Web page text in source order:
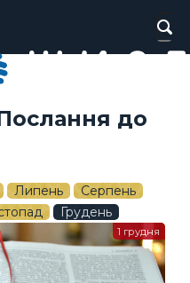
до
Липень
Серпень
Грудень
1 грудня